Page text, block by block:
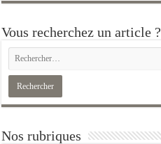
Vous recherchez un article ?
Nos rubriques